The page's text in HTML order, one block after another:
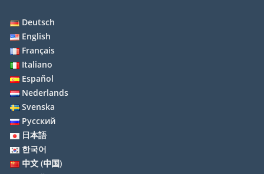
Deutsch
English
Français
Italiano
Español
Nederlands
Svenska
Русский
日本語
한국어
中文 (中国)